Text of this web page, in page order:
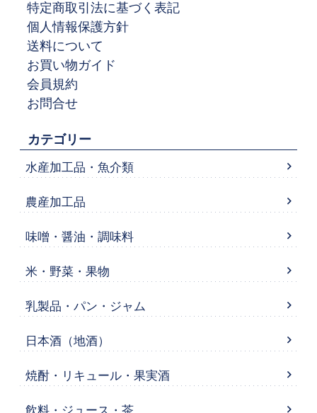
特定商取引法に基づく表記
個人情報保護方針
送料について
お買い物ガイド
会員規約
お問合せ
カテゴリー
水産加工品・魚介類
農産加工品
味噌・醤油・調味料
米・野菜・果物
乳製品・パン・ジャム
日本酒（地酒）
焼酎・リキュール・果実酒